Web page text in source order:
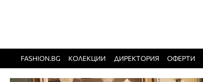
FASHION.BG КОЛЕКЦИИ ДИРЕКТОРИЯ ОФЕРТИ